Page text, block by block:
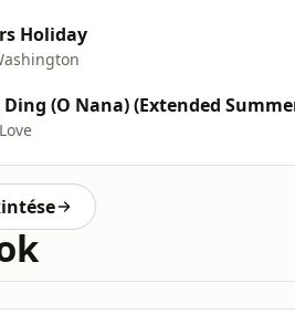
Holiday
(O Nana) (Extended